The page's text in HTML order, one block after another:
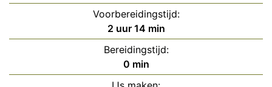
Voorbereidingstijd:
2uur
uur 14minuten
min
Bereidingstijd:
0minuten
min